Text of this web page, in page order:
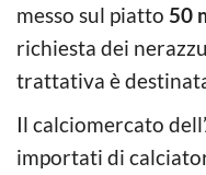
messo sul piatto 50
richiesta dei
trattativa è
Il calciomercato
importati di